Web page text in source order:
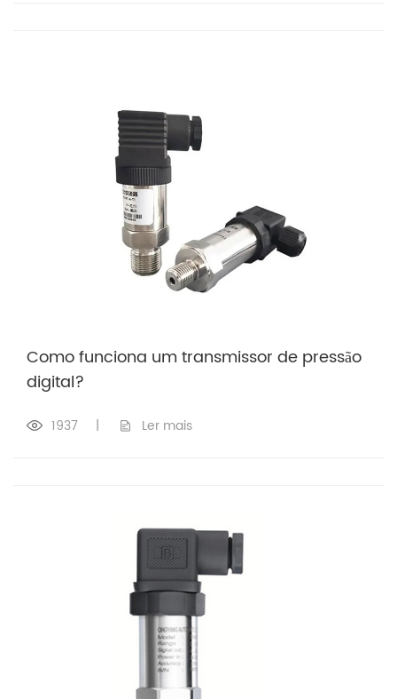
Como funciona um transmissor de pressão
digital?
1937 | Ler mais